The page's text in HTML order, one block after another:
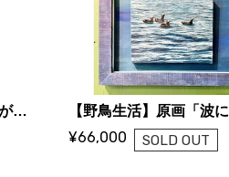
【野鳥生活】原画「うのすがた」（かわう）
¥66,000 SOLD OUT